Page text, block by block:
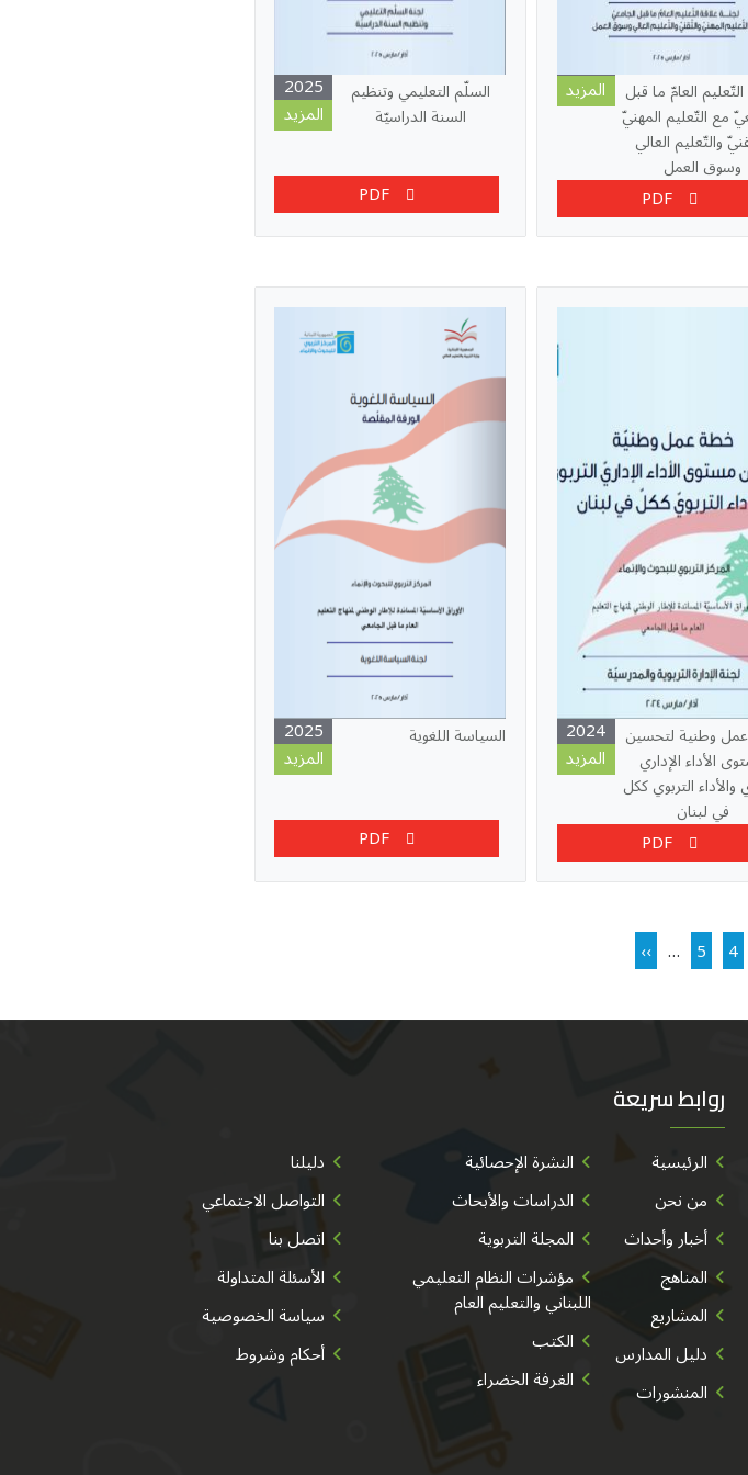
اﻟﻌﺎمّ ﻣﺎ ﻗﺒﻞ
ﻣﻊ اﻟﺘّﻌﻠﻴﻢ اﻟﻤﻬﻨﻲّ
واﻟﺘّﻌﻠﻴﻢ اﻟﻌﺎﻟﻲ
وﺳﻮق اﻟﻌﻤﻞ
المزيد
PDF
السلّم التعليمي وتنظيم
السنة الدراسيّة
2025
المزيد
PDF
وطنية لتحسين
الأداء الإداري
والأداء التربوي ككل
في لبنان
2024
المزيد
PDF
السياسة اللغوية 2025
المزيد
PDF
Page
4
Page
5
…
Next page
››
روابط سريعة
الرئيسية
من نحن
أخبار وأحداث
المناهج
المشاريع
دليل المدارس
المنشورات
النشرة الإحصائية
الدراسات والأبحاث
المجلة التربوية
مؤشرات النظام التعليمي
اللبناني والتعليم العام
الكتب
الغرفة الخضراء
دليلنا
التواصل الاجتماعي
اتصل بنا
الأسئلة المتداولة
سياسة الخصوصية
أحكام وشروط